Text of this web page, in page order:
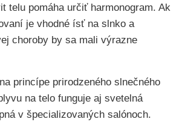
telu pomáha určiť harmonogram. Ak
je vhodné ísť na slnko a
choroby by sa mali výrazne
princípe prirodzeného slnečného
na telo funguje aj svetelná
v špecializovaných salónoch.